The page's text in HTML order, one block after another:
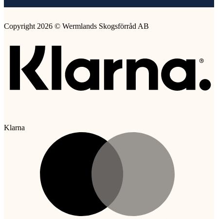
Copyright 2026 © Wermlands Skogsförråd AB
Klarna